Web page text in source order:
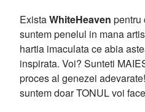
ExistaWhiteHeaven pentru
suntem penelul in mana
hartia imaculata ce abia
inspirata. Voi? Sunteti
proces al genezei
suntem doar TONUL voi